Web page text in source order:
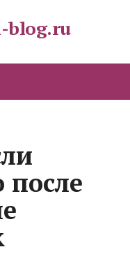
blog.ru
после